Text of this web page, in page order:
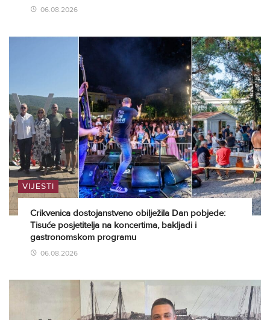
06.08.2026
VIJESTI
Crikvenica dostojanstveno obilježila Dan pobjede:
Tisuće posjetitelja na koncertima, bakljadi i
gastronomskom programu
06.08.2026